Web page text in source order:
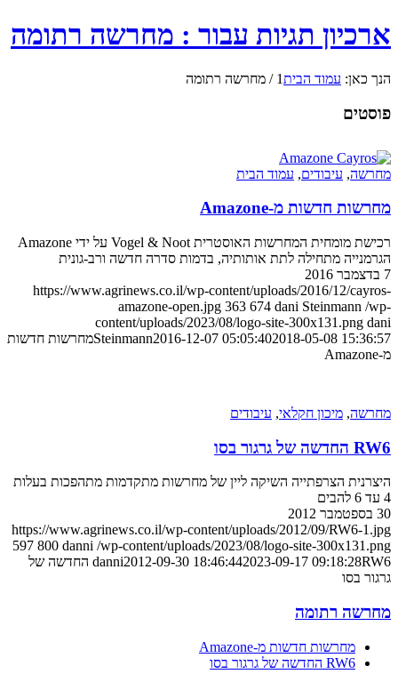
ארכיון תגיות עבור : מחרשה רתומה
הנך כאן: עמוד הבית1
/ מחרשה רתומה
פוסטים
מחרשה, עיבודים, עמוד הבית
מחרשות חדשות מ-Amazone
רכישת מומחית המחרשות האוסטרית Vogel & Noot על ידי Amazone
הגרמנייה מתחילה לתת אותותיה, בדמות סדרה חדשה ורב-גונית
7 בדצמבר 2016
https://www.agrinews.co.il/wp-content/uploads/2016/12/cayros-
amazone-open.jpg 363 674 dani Steinmann /wp-
content/uploads/2023/08/logo-site-300x131.png dani
Steinmann2016-12-07 05:05:402018-05-08 15:36:57
מחרשות חדשות
מ-Amazone
מחרשה, מיכון חקלאי, עיבודים
RW6 החדשה של גרגור בסו
היצרנית הצרפתייה השיקה ליין של מחרשות מתקדמות מתהפכות בעלות
4 עד 6 להבים
30 בספטמבר 2012
https://www.agrinews.co.il/wp-content/uploads/2012/09/RW6-1.jpg
597 800 danni /wp-content/uploads/2023/08/logo-site-300x131.png
danni2012-09-30 18:46:442023-09-17 09:18:28
RW6 החדשה של
גרגור בסו
מחרשה רתומה
מחרשות חדשות מ-Amazone
RW6 החדשה של גרגור בסו